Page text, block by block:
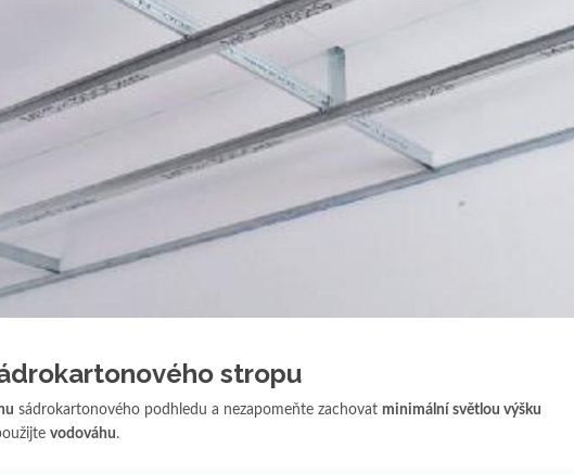
stropu
sádrokartonového podhledu a nezapomeňte zachovat minimální světlou výšku
vodováhu.